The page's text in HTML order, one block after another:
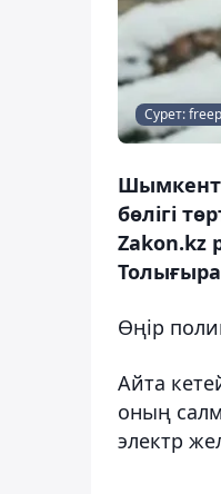
Сурет:
бөлігі
Zakon.kz
Өңір
Айта
оның
электр